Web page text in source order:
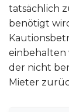
tatsächlich
benötigt
einbehalten
der nicht
Mieter